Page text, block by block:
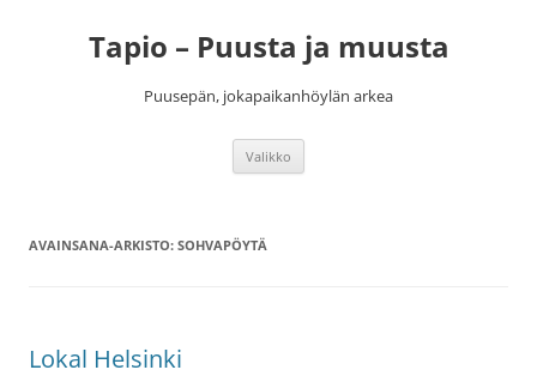
Tapio – Puusta ja muusta
Puusepän, jokapaikanhöylän arkea
Valikko
AVAINSANA-ARKISTO: SOHVAPÖYTÄ
Lokal Helsinki